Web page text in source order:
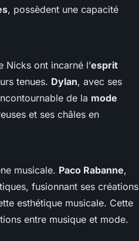
, possèdent une capacité
Nicks ont incarné l’esprit
tenues. Dylan, avec ses
de la mode
et ses châles en
musicale. Paco Rabanne,
fusionnant ses créations
esthétique musicale. Cette
entre musique et mode.